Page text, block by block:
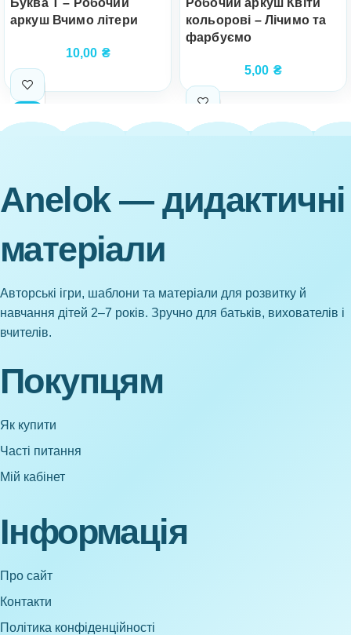
Буква Т – Робочий
аркуш Вчимо літери
10,00 ₴
Робочий аркуш Квіти
кольорові – Лічимо та
фарбуємо
5,00 ₴
Anelok — дидактичні
матеріали
Авторські ігри, шаблони та матеріали для розвитку й
навчання дітей 2–7 років. Зручно для батьків, вихователів і
вчителів.
Покупцям
Як купити
Часті питання
Мій кабінет
Інформація
Про сайт
Контакти
Політика конфіденційності